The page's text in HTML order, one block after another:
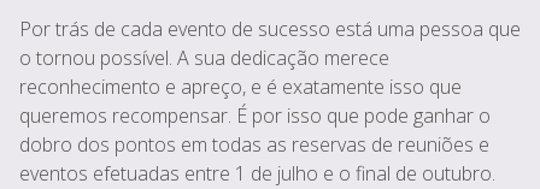
Por trás de cada evento de sucesso está uma pessoa que
o tornou possível. A sua dedicação merece
reconhecimento e apreço, e é exatamente isso que
queremos recompensar. É por isso que pode ganhar o
dobro dos pontos em todas as reservas de reuniões e
eventos efetuadas entre 1 de julho e o final de outubro.